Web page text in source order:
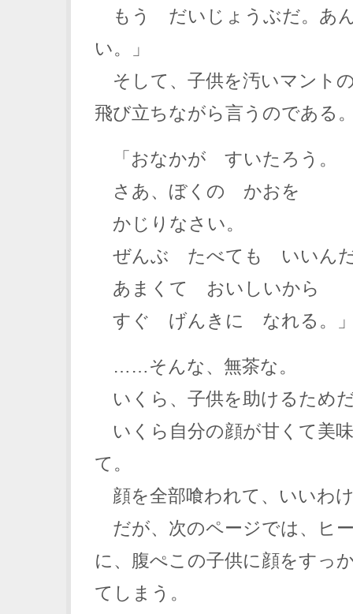
もう だいじょうぶだ。あ
い。」
そして、子供を汚いマント
飛び立ちながら言うのである
「おなかが すいたろう。
さあ、ぼくの かおを
かじりなさい。
ぜんぶ たべても いいん
あまくて おいしいから
すぐ げんきに なれる。
……そんな、無茶な。
いくら、子供を助けるため
いくら自分の顔が甘くて美
て。
顔を全部喰われて、いいわ
だが、次のページでは、ヒ
に、腹ぺこの子供に顔をすっ
てしまう。